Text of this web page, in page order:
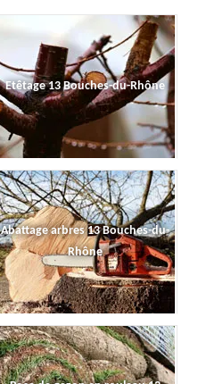
Etêtage 13 Bouches-du-Rhône
Abattage arbres 13 Bouches-du-
Rhône